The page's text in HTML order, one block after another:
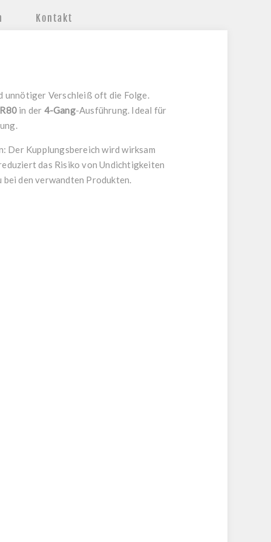
Kontakt
unnötiger Verschleiß oft die Folge.
in der 4-Gang-Ausführung. Ideal für
Der Kupplungsbereich wird wirksam
das Risiko von Undichtigkeiten
den verwandten Produkten.